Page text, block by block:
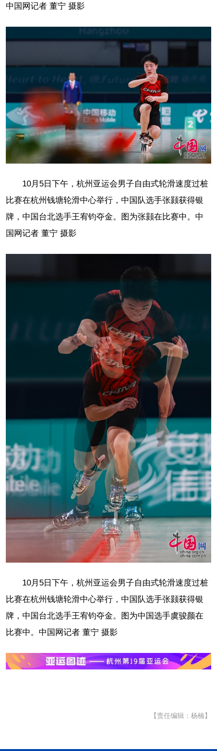
中国网记者 董宁 摄影
10月5日下午，杭州亚运会男子自由式轮滑速度过桩
比赛在杭州钱塘轮滑中心举行，中国队选手张颢获得银
牌，中国台北选手王宥钧夺金。图为张颢在比赛中。中
国网记者 董宁 摄影
10月5日下午，杭州亚运会男子自由式轮滑速度过桩
比赛在杭州钱塘轮滑中心举行，中国队选手张颢获得银
牌，中国台北选手王宥钧夺金。图为中国选手虞骏颜在
比赛中。中国网记者 董宁 摄影
【责任编辑：杨楠】